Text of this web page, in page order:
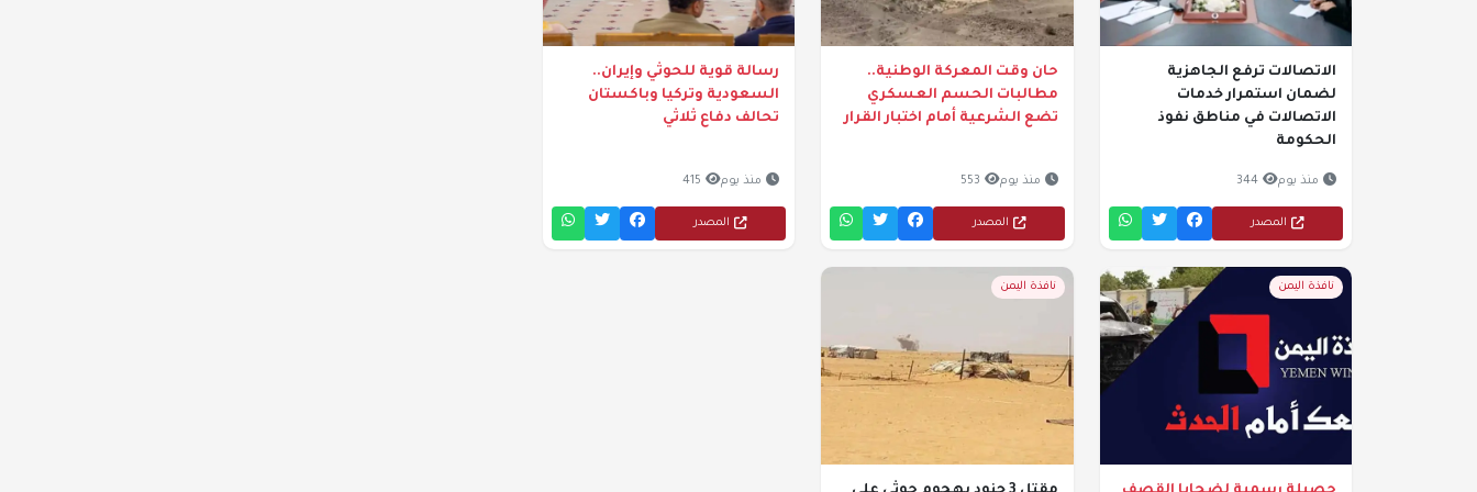
الاتصالات ترفع الجاهزية
لضمان استمرار خدمات
الاتصالات في مناطق نفوذ
الحكومة
منذ يوم 344
المصدر
حان وقت المعركة الوطنية..
مطالبات الحسم العسكري
تضع الشرعية أمام اختبار القرار
منذ يوم 553
المصدر
رسالة قوية للحوثي وإيران..
السعودية وتركيا وباكستان
تحالف دفاع ثلاثي
منذ يوم 415
المصدر
نافذة اليمن نافذة اليمن